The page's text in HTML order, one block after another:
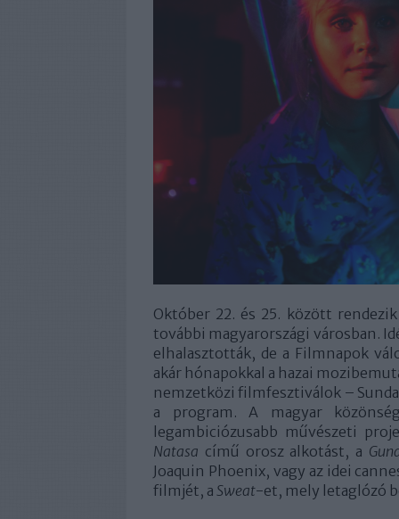
Október 22. és 25. között
további magyarországi városban.
elhalasztották, de a Filmnapok
akár hónapokkal a hazai
nemzetközi filmfesztiválok –
a program. A magyar
legambiciózusabb művészeti
Natasa című orosz alkotást, a
Joaquin Phoenix, vagy az idei
filmjét, a Sweat-et, mely letaglózó